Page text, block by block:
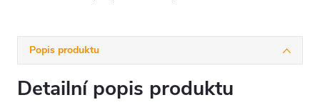
Popis produktu
Detailní popis produktu